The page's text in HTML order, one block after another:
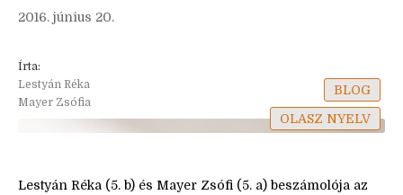
2016. június 20.
Írta:
Lestyán Réka
Mayer Zsófia
BLOG
OLASZ NYELV
Lestyán Réka (5. b) és Mayer Zsófi (5. a) beszámolója az